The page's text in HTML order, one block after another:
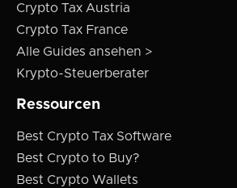
Crypto Tax Austria
Crypto Tax France
Alle Guides ansehen >
Krypto-Steuerberater
Ressourcen
Best Crypto Tax Software
Best Crypto to Buy?
Best Crypto Wallets